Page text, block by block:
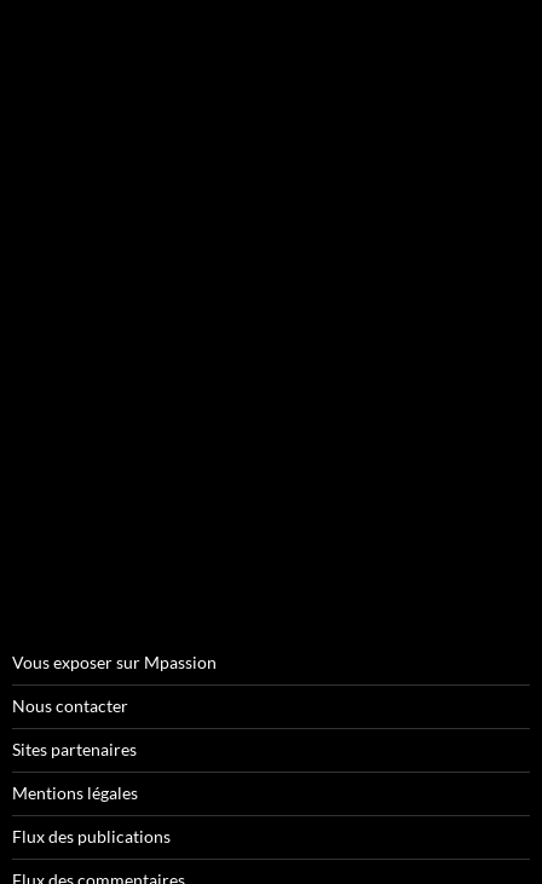
Vous exposer sur Mpassion
Nous contacter
Sites partenaires
Mentions légales
Flux des publications